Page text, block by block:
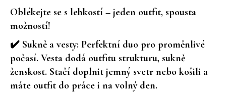
Oblékejte se s lehkostí – jeden outfit, spousta
možností!
✔️ Sukně a vesty: Perfektní duo pro proměnlivé
počasí. Vesta dodá outfitu strukturu, sukně
ženskost. Stačí doplnit jemný svetr nebo košili a
máte outfit do práce i na volný den.
u
j
e
t
e
n